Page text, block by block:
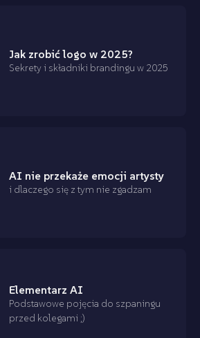
Jak zrobić logo w 2025?
Sekrety i składniki brandingu w 2025
AI nie przekaże emocji artysty
i dlaczego się z tym nie zgadzam
Elementarz AI
Podstawowe pojęcia do szpaningu
przed kolegami ;)